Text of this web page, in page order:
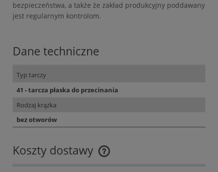
bezpieczeństwa, a także że zakład produkcyjny poddawany
jest regularnym kontrolom.
Dane techniczne
Typ tarczy
41 - tarcza płaska do przecinania
Rodzaj krążka
bez otworów
Koszty dostawy
Cena nie zawiera ewentualnych kosztów płatności